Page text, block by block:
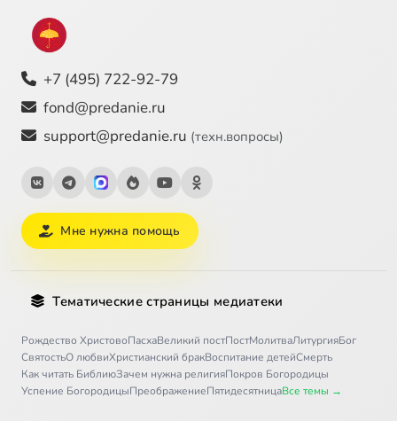
+7 (495) 722-92-79
fond@predanie.ru
support@predanie.ru (техн.вопросы)
Мне нужна помощь
Тематические страницы медиатеки
Рождество ХристовоПасхаВеликий постПостМолитваЛитургияБог
СвятостьО любвиХристианский бракВоспитание детейСмерть
Как читать БиблиюЗачем нужна религияПокров Богородицы
Успение БогородицыПреображениеПятидесятницаВсе темы →